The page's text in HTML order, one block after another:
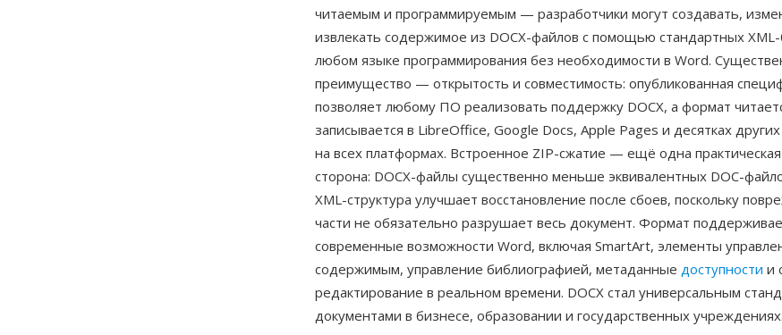
читаемым и программируемым — разработчики могут создавать,
извлекать содержимое из DOCX-файлов с помощью стандартных
любом языке программирования без необходимости в Word.
преимущество — открытость и совместимость: опубликованная
позволяет любому ПО реализовать поддержку DOCX, а формат
записывается в LibreOffice, Google Docs, Apple Pages и десятках
на всех платформах. Встроенное ZIP-сжатие — ещё одна практическая
сторона: DOCX-файлы существенно меньше эквивалентных DOC-
XML-структура улучшает восстановление после сбоев, поскольку
части не обязательно разрушает весь документ. Формат
современные возможности Word, включая SmartArt, элементы
содержимым, управление библиографией, метаданные доступности и
редактирование в реальном времени. DOCX стал универсальным
документами в бизнесе, образовании и государственных учреждениях.